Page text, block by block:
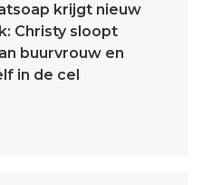
krijgt nieuw
Christy sloopt
buurvrouw en
in de cel